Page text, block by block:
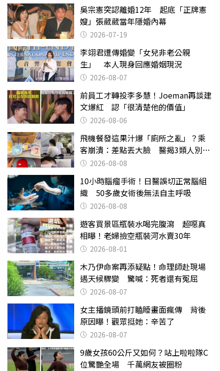
吳宗憲突認離婚12年 起底「正牌憲
嫂」張葳葳當年隱婚內幕
2026-07-19
李翊君遭傳婚變「女兒非老公親
生」 本人現身回應婚姻現況
2026-08-07
前員工才轉投李多慧！Joeman再談建
文爆紅 認「很清楚他的價值」
2026-08-06
飛機餐發這果汁爆「廁所之亂」？乘
客崩潰：差點丟大臉 醫揭3類人別亂
喝 2026-08-08
10小時腦瘤手術！日醫誤切正常腦組
織 50多歲女術後無法自主呼吸
2026-08-08
遊客買景區瓶裝水喝完腹瀉 超噁真
相曝！老婦撿空瓶裝河水賣30年
2026-08-01
木乃伊命案再添疑點！命理師赴現場
遇天候驟變 驚喊：死者還有冤屈
2026-08-07
女主播鏡頭前打瞌睡畫面瘋傳 背後
原因曝！觀眾挺她：辛苦了
2026-08-07
9歲女孩60公斤又如何？站上啦啦隊C
位驚艷全場 千萬網友被圈粉